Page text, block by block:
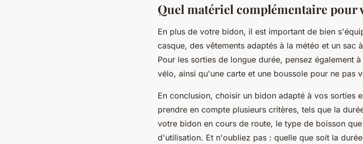
Quel matériel complémentaire pour
En plus de votre bidon, il est important de bien
casque, des vêtements adaptés à la météo et un sac
Pour les sorties de longue durée, pensez également
vélo, ainsi qu'une carte et une boussole pour ne pas
En conclusion, choisir un bidon adapté à vos sorties
prendre en compte plusieurs critères, tels que la
votre bidon en cours de route, le type de boisson
d'utilisation. Et n'oubliez pas : quelle que soit la